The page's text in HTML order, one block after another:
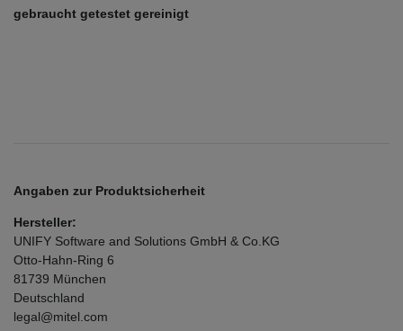
gebraucht getestet gereinigt
Angaben zur Produktsicherheit
Hersteller:
UNIFY Software and Solutions GmbH & Co.KG
Otto-Hahn-Ring 6
81739 München
Deutschland
legal@mitel.com